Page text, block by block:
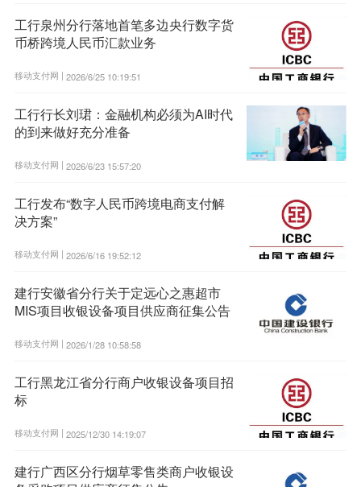
工行泉州分行落地首笔多边央行数字货
币桥跨境人民币汇款业务
移动支付网 | 2026/6/25 10:19:51
工行行长刘珺：金融机构必须为AI时代
的到来做好充分准备
移动支付网 | 2026/6/23 15:57:20
工行发布“数字人民币跨境电商支付解
决方案”
移动支付网 | 2026/6/16 19:52:12
建行安徽省分行关于定远心之惠超市
MIS项目收银设备项目供应商征集公告
移动支付网 | 2026/1/28 10:58:58
工行黑龙江省分行商户收银设备项目招
标
移动支付网 | 2025/12/30 14:19:07
建行广西区分行烟草零售类商户收银设